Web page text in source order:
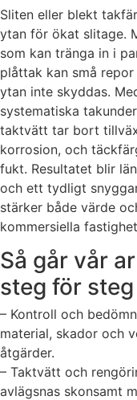
Sliten eller blekt
ytan för ökat slitage.
som kan tränga in i
plåttak kan små
ytan inte skyddas.
systematiska
taktvätt tar bort
korrosion, och
fukt. Resultatet blir
och ett tydligt
stärker både värde
kommersiella
Så går vår
steg för steg
– Kontroll och
material, skador och
åtgärder.
– Taktvätt och
avlägsnas skonsamt